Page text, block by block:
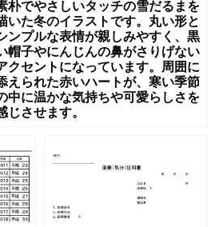
朴でやさしいタッチの雪だるまを
いた冬のイラストです。丸い形と
ンプルな表情が親しみやすく、黒
帽子やにんじんの鼻がさりげない
クセントになっています。周囲に
えられた赤いハートが、寒い季節
中に温かな気持ちや可愛らしさを
じさせます。